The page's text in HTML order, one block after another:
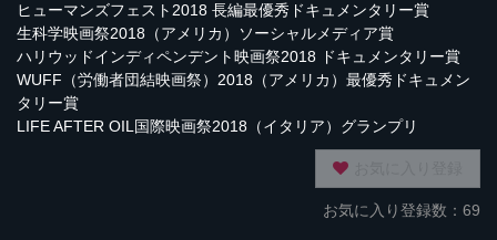
ヒューマンズフェスト2018 長編最優秀ドキュメンタリー賞
生科学映画祭2018（アメリカ）ソーシャルメディア賞
ハリウッドインディペンデント映画祭2018 ドキュメンタリー賞
WUFF（労働者団結映画祭）2018（アメリカ）最優秀ドキュメン
タリー賞
LIFE AFTER OIL国際映画祭2018（イタリア）グランプリ
お気に入り登録数：69